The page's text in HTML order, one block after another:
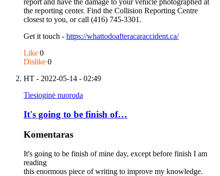
report and have the damage to your vehicle photographed at
the reporting center. Find the Collision Reporting Centre
closest to you, or call (416) 745-3301.
Get it touch - https://whattodoafteracaraccident.ca/
Like 0
Dislike 0
HT - 2022-05-14 - 02:49
Tiesioginė nuoroda
It's going to be finish of…
Komentaras
It's going to be finish of mine day, except before finish I am
reading
this enormous piece of writing to improve my knowledge.